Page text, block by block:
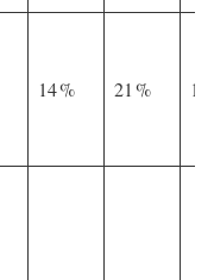
14 % 21 % 17